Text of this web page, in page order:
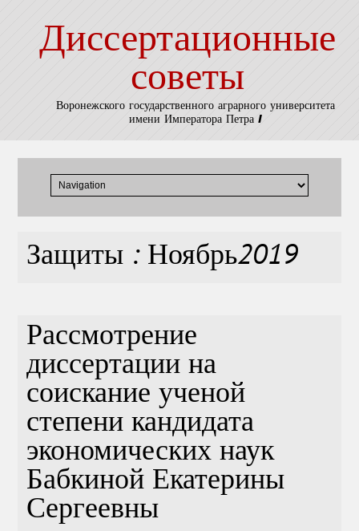
Диссертационные
советы
Воронежского государственного аграрного университета
имени Императора Петра I
Защиты : Ноябрь2019
Рассмотрение
диссертации на
соискание ученой
степени кандидата
экономических наук
Бабкиной Екатерины
Сергеевны